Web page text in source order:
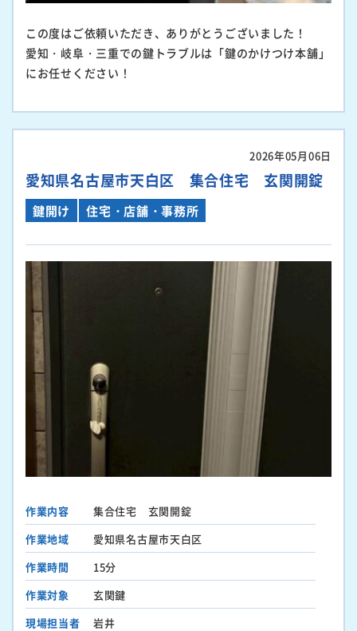
この度はご依頼いただき、ありがとうございました！
愛知・岐阜・三重での鍵トラブルは「鍵のかけつけ本舗」
にお任せください！
2026年05月06日
愛知県名古屋市天白区 集合住宅 玄関開錠
鍵開け 住宅・店舗・事務所
作業内容
集合住宅 玄関開錠
作業地域
愛知県名古屋市天白区
作業時間
15分
作業対象
玄関鍵
現場担当者
岩井